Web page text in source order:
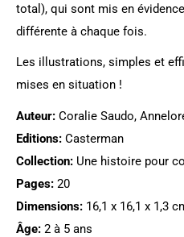
total), qui sont mis en
différente à chaque fois.
Les illustrations, simples et
mises en situation !
Auteur: Coralie Saudo,
Editions: Casterman
Collection: Une histoire pour
Pages: 20
Dimensions: 16,1 x 16,1 x 1,3
Âge: 2 à 5 ans